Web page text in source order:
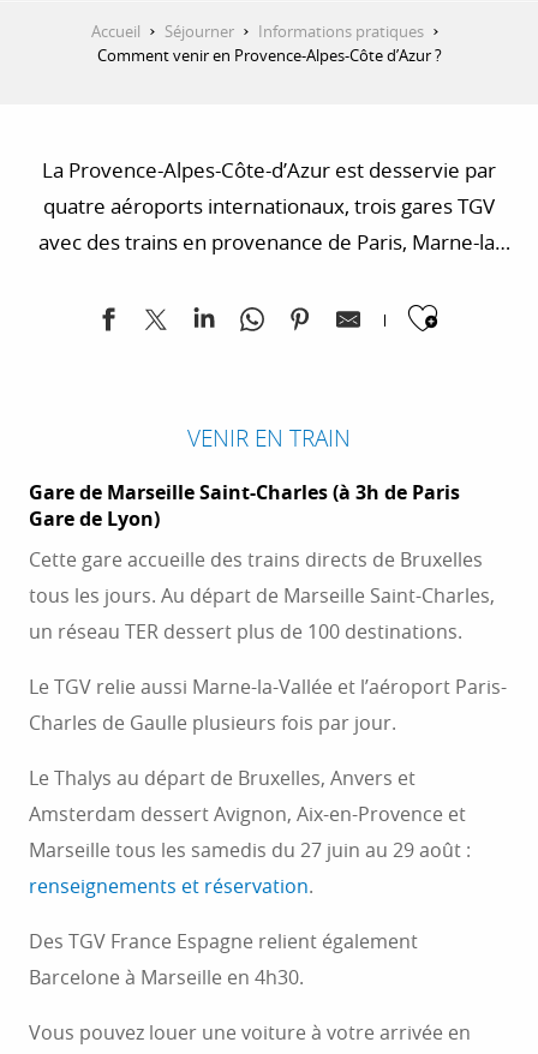
Accueil Séjourner
Informations pratiques
Comment venir en Provence-Alpes-Côte d’Azur ?
La Provence-Alpes-Côte-d’Azur est desservie par
quatre aéroports internationaux, trois gares TGV
avec des trains en provenance de Paris, Marne-la-
Bruxelles, Anvers et Amsterdam et des liaisons
VENIR EN TRAIN
Gare de Marseille Saint-Charles (à 3h de Paris
Gare de Lyon)
Cette gare accueille des trains directs de Bruxelles
tous les jours. Au départ de Marseille Saint-Charles,
un réseau TER dessert plus de 100 destinations.
Le TGV relie aussi Marne-la-Vallée et l’aéroport Paris-
Charles de Gaulle plusieurs fois par jour.
Le Thalys au départ de Bruxelles, Anvers et
Amsterdam dessert Avignon, Aix-en-Provence et
Marseille tous les samedis du 27 juin au 29 août :
renseignements et réservation.
Des TGV France Espagne relient également
Barcelone à Marseille en 4h30.
Vous pouvez louer une voiture à votre arrivée en